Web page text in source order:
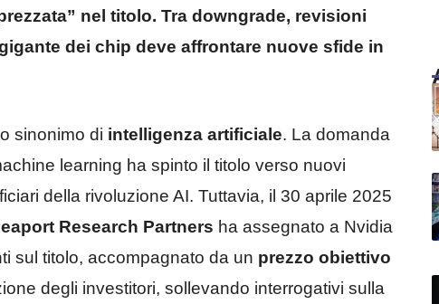
nel titolo. Tra downgrade, revisioni
dei chip deve affrontare nuove sfide in
sinonimo di intelligenza artificiale. La domanda
learning ha spinto il titolo verso nuovi
della rivoluzione AI. Tuttavia, il 30 aprile 2025
Research Partners ha assegnato a Nvidia
sul titolo, accompagnato da un prezzo obiettivo
degli investitori, sollevando interrogativi sulla